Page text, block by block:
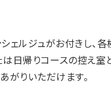
ェルジュがお付きし、
日帰りコースの控え室
がりいただけます。